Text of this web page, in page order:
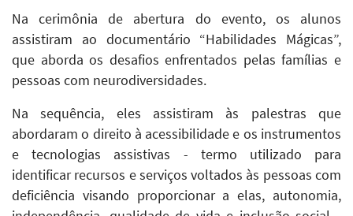
Na cerimônia de abertura do evento, os alunos
assistiram ao documentário “Habilidades Mágicas”,
que aborda os desafios enfrentados pelas famílias e
pessoas com neurodiversidades.
Na sequência, eles assistiram às palestras que
abordaram o direito à acessibilidade e os instrumentos
e tecnologias assistivas - termo utilizado para
identificar recursos e serviços voltados às pessoas com
deficiência visando proporcionar a elas, autonomia,